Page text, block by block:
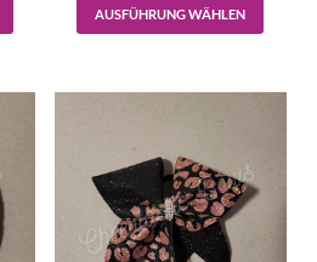
AUSFÜHRUNG WÄHLEN